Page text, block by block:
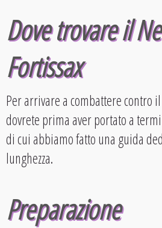
Dove trovare il
Fortissax
Per arrivare a combattere contro
dovrete prima aver portato a
di cui abbiamo fatto una guida
lunghezza.
Preparazione